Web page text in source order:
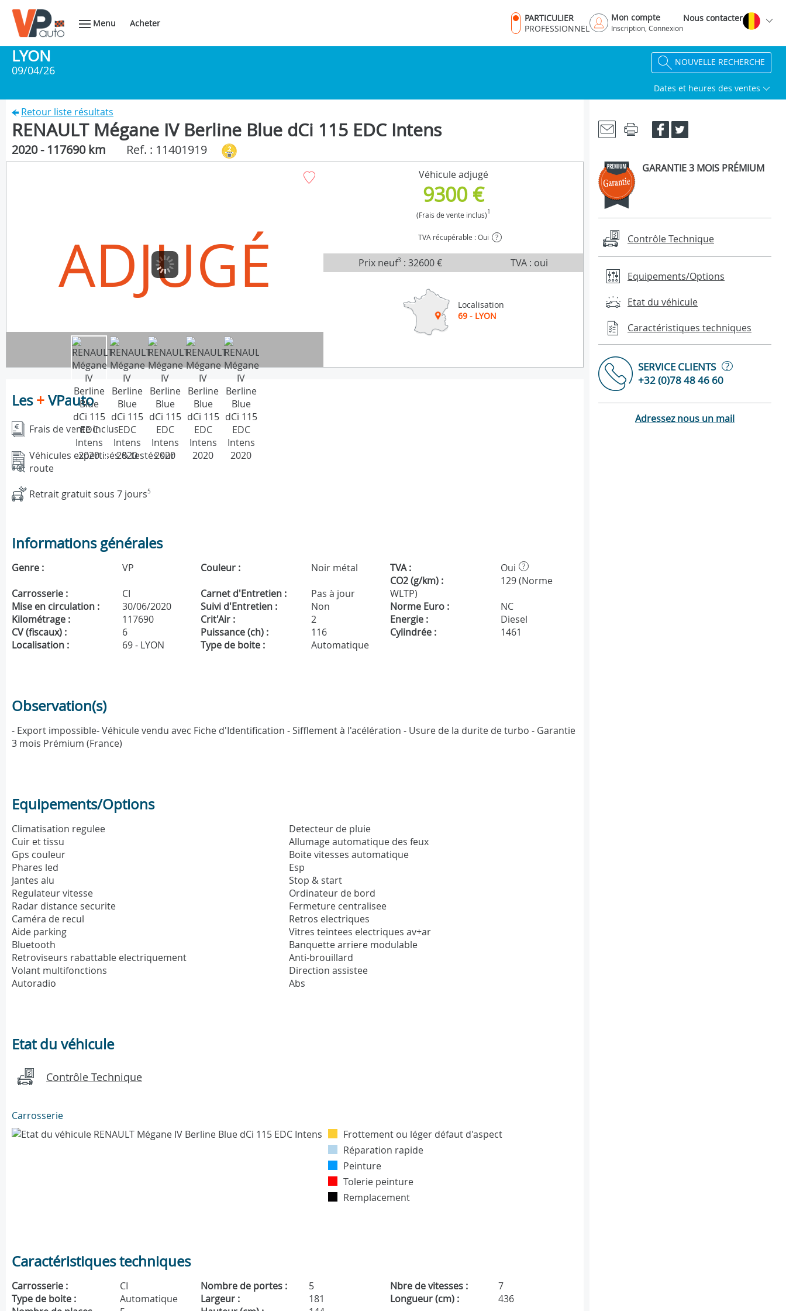
Menu Acheter
PARTICULIER
PROFESSIONNEL
Mon compte
Inscription, Connexion
Nous contacter
LYON
09/04/26
NOUVELLE RECHERCHE
Dates et heures des ventes
Retour liste résultats
RENAULT Mégane IV Berline Blue dCi 115 EDC Intens
2020 - 117690 km Ref. : 11401919
ADJUGÉ
Véhicule adjugé
9300 €
(Frais de vente inclus)1
TVA récupérable : Oui ?
Prix neuf3 :32600 € TVA : oui
Localisation
69 - LYON
Les+VPauto
Frais de vente inclus
Véhicules expertisés & testés sur
route
Retrait gratuit sous 7 jours5
Informations générales
Genre : VP Couleur : Noir métal TVA : Oui ?
Carrosserie : CI Carnet d'Entretien : Pas à jour
CO2 (g/km) :
129 (Norme
WLTP)
Mise en circulation :
30/06/2020 Suivi d'Entretien : Non Norme Euro :
NC
Kilométrage :
117690 Crit'Air : 2 Energie :
Diesel
CV (fiscaux) :
6 Puissance (ch) : 116 Cylindrée :
1461
Localisation :
69 - LYON Type de boite : Automatique
Observation(s)
- Export impossible- Véhicule vendu avec Fiche d'Identification - Sifflement à l'acélération - Usure de la durite de turbo - Garantie
3 mois Prémium (France)
Equipements/Options
Climatisation regulee
Cuir et tissu
Gps couleur
Phares led
Jantes alu
Regulateur vitesse
Radar distance securite
Caméra de recul
Aide parking
Bluetooth
Retroviseurs rabattable electriquement
Volant multifonctions
Autoradio
Detecteur de pluie
Allumage automatique des feux
Boite vitesses automatique
Esp
Stop & start
Ordinateur de bord
Fermeture centralisee
Retros electriques
Vitres teintees electriques av+ar
Banquette arriere modulable
Anti-brouillard
Direction assistee
Abs
Etat du véhicule
Contrôle Technique
Carrosserie
Frottement ou léger défaut d'aspect
Réparation rapide
Peinture
Tolerie peinture
Remplacement
Caractéristiques techniques
Carrosserie : CI Nombre de portes : 5 Nbre de vitesses :
7
Type de boite :
Automatique Largeur : 181 Longueur (cm) :
436
GARANTIE 3 MOIS PRÉMIUM
Contrôle Technique
Equipements/Options
Etat du véhicule
Caractéristiques techniques
SERVICE CLIENTS
?
+32 (0)78 48 46 60
Adressez nous un mail